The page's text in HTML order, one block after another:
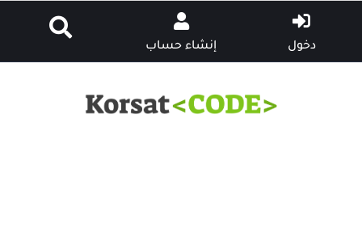
دخول إنشاء حساب